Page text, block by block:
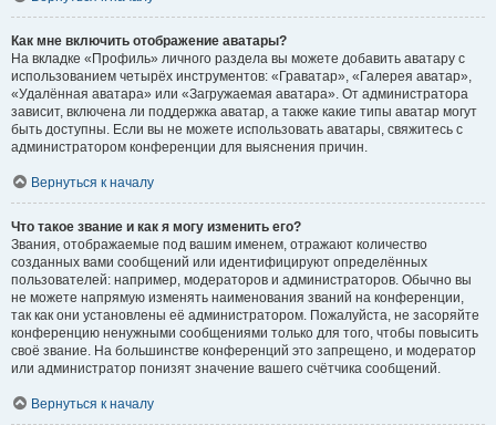
Как мне включить отображение аватары?
На вкладке «Профиль» личного раздела вы можете добавить аватару с
использованием четырёх инструментов: «Граватар», «Галерея аватар»,
«Удалённая аватара» или «Загружаемая аватара». От администратора
зависит, включена ли поддержка аватар, а также какие типы аватар могут
быть доступны. Если вы не можете использовать аватары, свяжитесь с
администратором конференции для выяснения причин.
Вернуться к началу
Что такое звание и как я могу изменить его?
Звания, отображаемые под вашим именем, отражают количество
созданных вами сообщений или идентифицируют определённых
пользователей: например, модераторов и администраторов. Обычно вы
не можете напрямую изменять наименования званий на конференции,
так как они установлены её администратором. Пожалуйста, не засоряйте
конференцию ненужными сообщениями только для того, чтобы повысить
своё звание. На большинстве конференций это запрещено, и модератор
или администратор понизят значение вашего счётчика сообщений.
Вернуться к началу